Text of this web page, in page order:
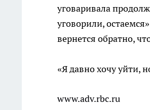
уговаривала
уговорили,
вернется обратно,
«Я давно хочу уйти,
www.adv.rbc.ru